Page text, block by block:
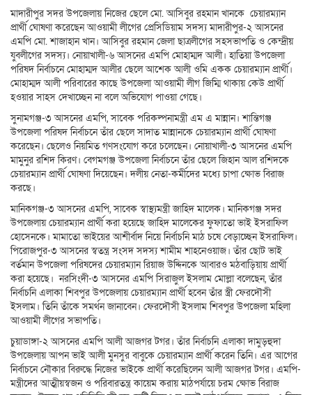
মাদারীপুর সদর উপজেলায় নিজের ছেলে মো. আসিবুর রহমান খানকে চেয়ারম্যান
প্রার্থী ঘোষণা করেছেন আওয়ামী লীগের প্রেসিডিয়াম সদস্য মাদারীপুর-২ আসনের
এমপি মো. শাজাহান খান। আসিবুর রহমান জেলা ছাত্রলীগের সহসভাপতি ও কেন্দ্রীয়
যুবলীগের সদস্য। নোয়াখালী-৬ আসনের এমপি মোহাম্মদ আলী। হাতিয়া উপজেলা
পরিষদ নির্বাচনে মোহাম্মদ আলীর ছেলে আশেক আলী ওমি একক চেয়ারম্যান প্রার্থী।
মোহাম্মদ আলী পরিবারের কাছে উপজেলা আওয়ামী লীগ জিম্মি থাকায় কেউ প্রার্থী
হওয়ার সাহস দেখাচ্ছেন না বলে অভিযোগ পাওয়া গেছে।
সুনামগঞ্জ-৩ আসনের এমপি, সাবেক পরিকল্পনামন্ত্রী এম এ মান্নান। শান্তিগঞ্জ
উপজেলা পরিষদ নির্বাচনে তাঁর ছেলে সাদাত মান্নানকে চেয়ারম্যান প্রার্থী ঘোষণা
করেছেন। ছেলেও নিয়মিত গণসংযোগ করে চলেছেন। নোয়াখালী-৩ আসনের এমপি
মামুনুর রশিদ কিরণ। বেগমগঞ্জ উপজেলা নির্বাচনে তাঁর ছেলে জিহান আল রশিদকে
চেয়ারম্যান প্রার্থী ঘোষণা দিয়েছেন। দলীয় নেতা-কর্মীদের মধ্যেচাপা ক্ষোভ বিরাজ
করছে।
মানিকগঞ্জ-৩ আসনের এমপি, সাবেক স্বাস্থ্যমন্ত্রী জাহিদ মালেক। মানিকগঞ্জ সদর
উপজেলায় চেয়ারম্যান প্রার্থী করা হয়েছে জাহিদ মালেকের ফুফাতো ভাই ইসরাফিল
হোসেনকে। মামাতো ভাইয়ের আশীর্বাদ নিয়ে নির্বাচনি মাঠ চষে বেড়াচ্ছেন ইসরাফিল।
পিরোজপুর-৩ আসনের স্বতন্ত্র সংসদ সদস্য শামীম শাহনেওয়াজ। তাঁর ছোট ভাই
বর্তমান উপজেলা পরিষদের চেয়ারম্যান রিয়াজ উদ্দিনকে আবারও মঠবাড়িয়ায় প্রার্থী
করা হয়েছে। নরসিংদী-৩ আসনের এমপি সিরাজুল ইসলাম মোল্লা বলেছেন, তাঁর
নির্বাচনি এলাকা শিবপুর উপজেলায় চেয়ারম্যান প্রার্থী হবেন তাঁর স্ত্রী ফেরদৌসী
ইসলাম। তিনি তাঁকে সমর্থন জানাবেন। ফেরদৌসী ইসলাম শিবপুর উপজেলা মহিলা
আওয়ামী লীগের সভাপতি।
চুয়াডাঙ্গা-২ আসনের এমপি আলী আজগর টগর। তাঁর নির্বাচনি এলাকা দামুড়হুদা
উপজেলায় আপন ভাই আলী মুনসুর বাবুকে চেয়ারম্যান প্রার্থী করেন তিনি। এর আগের
নির্বাচনে নৌকার বিরুদ্ধে নিজের ভাইকে প্রার্থী করেছিলেন আলী আজগর টগর। এমপি-
মন্ত্রীদের আত্মীয়স্বজন ও পরিবারতন্ত্র কায়েম করায় মাঠপর্যায়ে চরম ক্ষোভ বিরাজ